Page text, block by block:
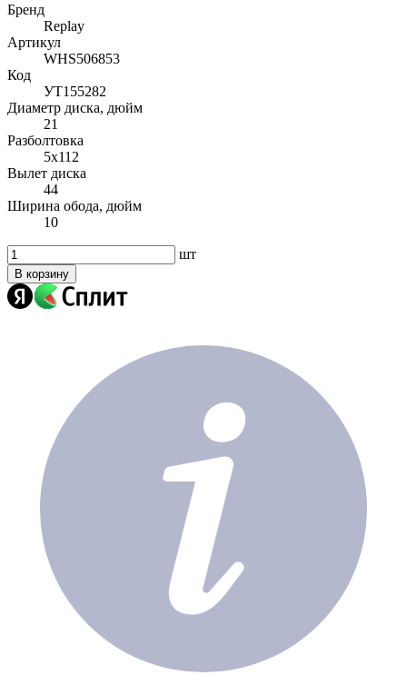
Бренд
Replay
Артикул
WHS506853
Код
УТ155282
Диаметр диска, дюйм
21
Разболтовка
5x112
Вылет диска
44
Ширина обода, дюйм
10
шт
В корзину